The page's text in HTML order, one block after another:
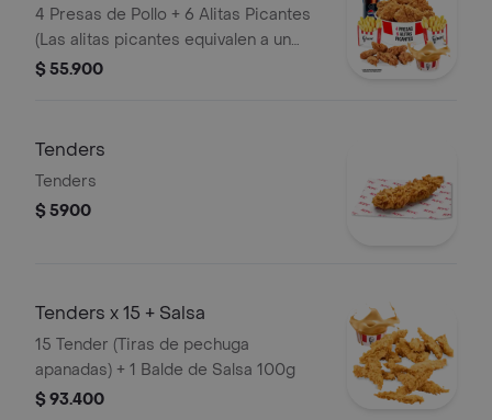
4 Presas de Pollo + 6 Alitas Picantes
(Las alitas picantes equivalen a un
trozo de ala) + 2 Papas Pequeñas + 2
$ 55.900
Tenders
Tenders
$ 5900
Tenders x 15 + Salsa
15 Tender (Tiras de pechuga
apanadas) + 1 Balde de Salsa 100g
$ 93.400